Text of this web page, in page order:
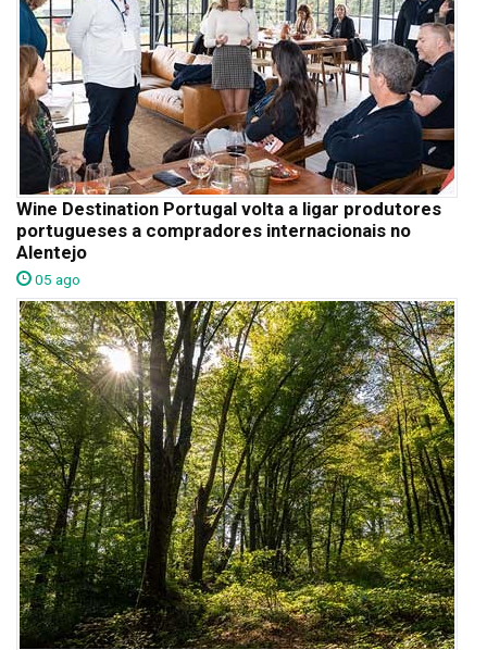
Wine Destination Portugal volta a ligar produtores
portugueses a compradores internacionais no
Alentejo
05 ago